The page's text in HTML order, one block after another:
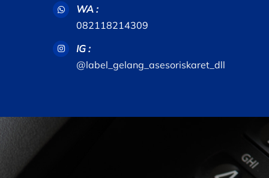
WA :
082118214309
IG :
@label_gelang_asesoriskaret_dll